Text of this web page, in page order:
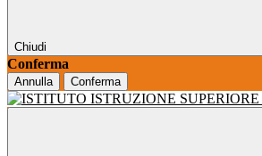
Chiudi
Conferma
Annulla Conferma